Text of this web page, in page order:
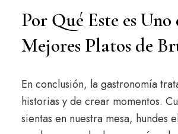
Por Qué Este es Uno
Mejores Platos de
En conclusión, la gastronomía
historias y de crear momentos.
sientas en nuestra mesa, hundes